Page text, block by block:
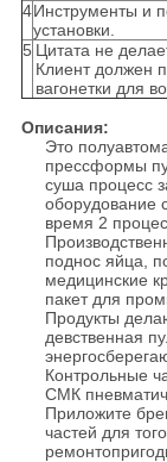
4Инструменты и
установки.
5 Цитата не
Клиент должен
вагонетки для
Описания:
Это
прессформы
суша процесс
оборудование
время 2
поднос яйца,
медицинские
пакет для
Продукты
девственная
Контрольные
СМК
Приложите
частей для